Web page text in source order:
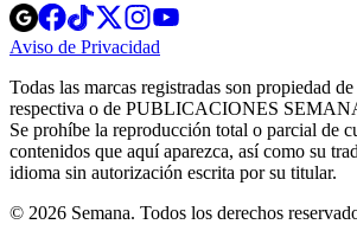
Opens
in
new
Opens
in
new
Opens
in
new
window
Opens
new
windowwindow
Aviso de Privacidad
new
window
Todas las marcas registradas son propiedad
respectiva o de PUBLICACIONES
Se prohíbe la reproducción total o parcial de
contenidos que aquí aparezca, así como su
idioma sin autorización escrita por su titular.
© 2026 Semana. Todos los derechos